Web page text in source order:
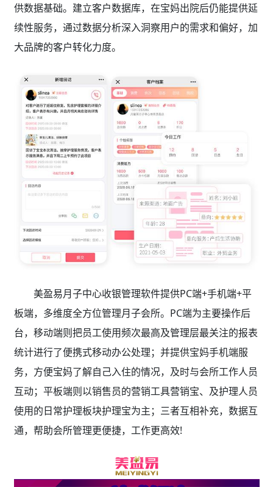
供数据基础。建立客户数据库，在宝妈出院后仍能提供延
续性服务，通过数据分析深入洞察用户的需求和偏好，加
大品牌的客户转化力度。
美盈易月子中心收银管理软件提供PC端+手机端+平
板端，多维度全方位管理月子会所。PC端为主要操作后
台，移动端则把员工使用频次最高及管理层最关注的报表
统计进行了便携式移动办公处理；并提供宝妈手机端服
务，方便宝妈了解自己入住的情况，及时与会所工作人员
互动；平板端则以销售员的营销工具营销宝、及护理人员
使用的日常护理板块护理宝为主；三者互相补充，数据互
通，帮助会所管理更便捷，工作更高效!